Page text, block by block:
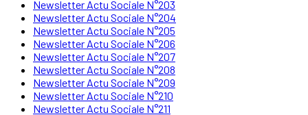
Newsletter Actu Sociale N°203
Newsletter Actu Sociale N°204
Newsletter Actu Sociale N°205
Newsletter Actu Sociale N°206
Newsletter Actu Sociale N°207
Newsletter Actu Sociale N°208
Newsletter Actu Sociale N°209
Newsletter Actu Sociale N°210
Newsletter Actu Sociale N°211